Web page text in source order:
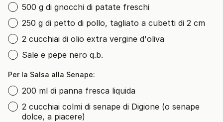
500 g di gnocchi di patate freschi
250 g di petto di pollo, tagliato a cubetti di 2 cm
2 cucchiai di olio extra vergine d'oliva
Sale e pepe nero q.b.
Per la Salsa alla Senape:
200 ml di panna fresca liquida
2 cucchiai colmi di senape di Digione (o senape
dolce, a piacere)